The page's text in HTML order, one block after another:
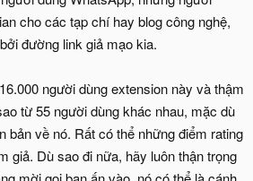
cho các tạp chí hay blog công nghệ,
đường link giả mạo kia.
người dùng extension này và thậm
từ 55 người dùng khác nhau, mặc dù
bản về nó. Rất có thể những điểm rating
giả. Dù sao đi nữa, hãy luôn thận trọng